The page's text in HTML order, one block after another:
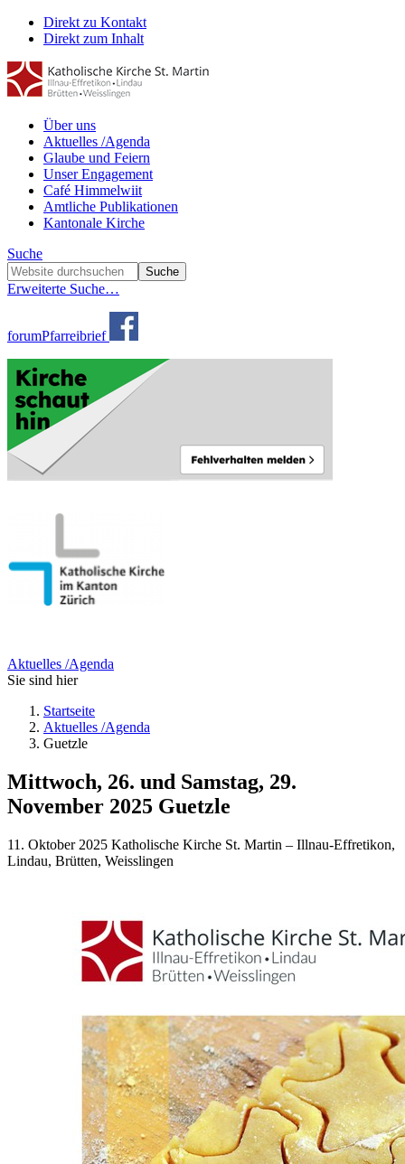
Direkt zu Kontakt
Direkt zum Inhalt
Über uns
Aktuelles /Agenda
Glaube und Feiern
Unser Engagement
Café Himmelwiit
Amtliche Publikationen
Kantonale Kirche
Suche
Erweiterte Suche…
forumPfarreibrief
Aktuelles /Agenda
Sie sind hier
Startseite
Aktuelles /Agenda
Guetzle
Mittwoch, 26. und Samstag, 29.
November 2025 Guetzle
11. Oktober 2025 Katholische Kirche St. Martin – Illnau-Effretikon,
Lindau, Brütten, Weisslingen